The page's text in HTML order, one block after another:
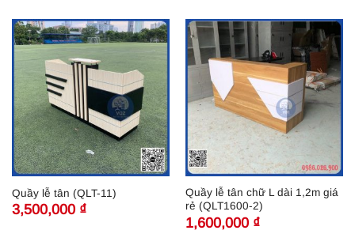
Quầy lễ tân (QLT-11)
3,500,000 ₫
Quầy lễ tân chữ L dài 1,2m giá
rẻ (QLT1600-2)
1,600,000 ₫